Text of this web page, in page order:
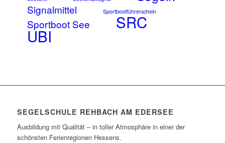
Signalmittel Sportbootführerschein
Sportboot See SRC
UBI
SEGELSCHULE REHBACH AM EDERSEE
Ausbildung mit Qualität – in toller Atmosphäre in einer der
schönsten Ferienregionen Hessens.